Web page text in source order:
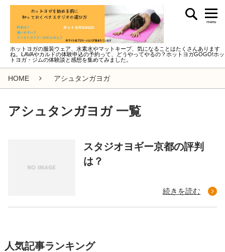
ホットヨガの服装ウェア、水素水やマットキープ、気になることはたくさんあります
ね。LAVAやカルドの体験申込の予約って、どうやってやるの？ホットヨガGOGO!ホッ
トヨガ・ジムの体験談と感想を集めてみました。
menu
HOME アシュタンガヨガ
アシュタンガヨガ 一覧
スタジオヨギー京都の評判
は？
続きを読む
人気記事ランキング